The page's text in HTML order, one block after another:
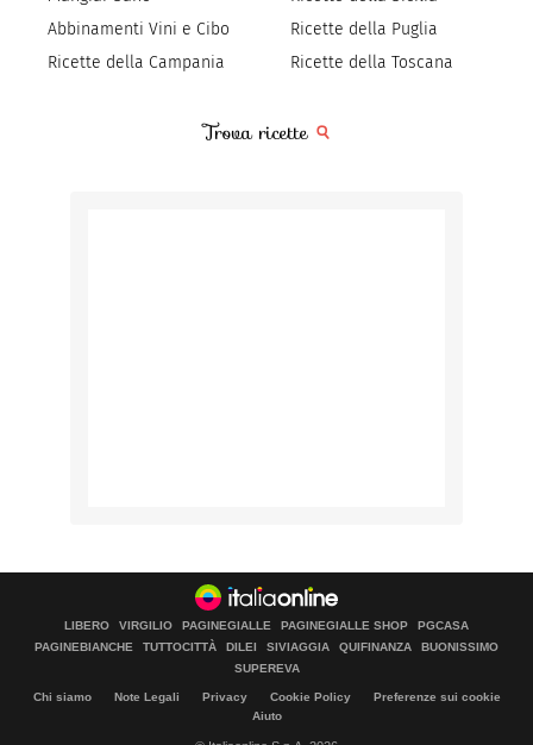
Abbinamenti Vini e Cibo
Ricette della Campania
Ricette della Puglia
Ricette della Toscana
Trova ricette
LIBERO VIRGILIO PAGINEGIALLE PAGINEGIALLE SHOP
PGCASA
PAGINEBIANCHE
TUTTOCITTÀ DILEI SIVIAGGIA QUIFINANZA
BUONISSIMO
SUPEREVA
Chi siamo Note Legali Privacy Cookie Policy
Preferenze sui cookie
Aiuto